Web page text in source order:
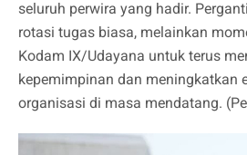
seluruh perwira yang hadir.
rotasi tugas biasa, melainkan
Kodam IX/Udayana untuk terus
kepemimpinan dan meningkatkan
organisasi di masa mendatang.